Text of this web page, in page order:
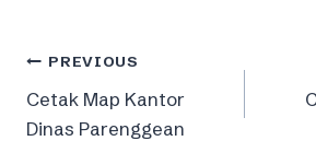
Post
navigation
PREVIOUS
Cetak Map Kantor
Dinas Parenggean